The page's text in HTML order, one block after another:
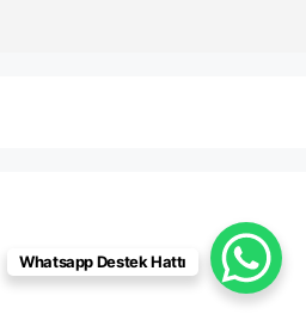
Whatsapp Destek Hattı